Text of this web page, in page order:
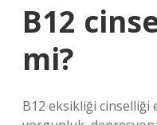
B12
mi?
B12 eksikliği cinselliği